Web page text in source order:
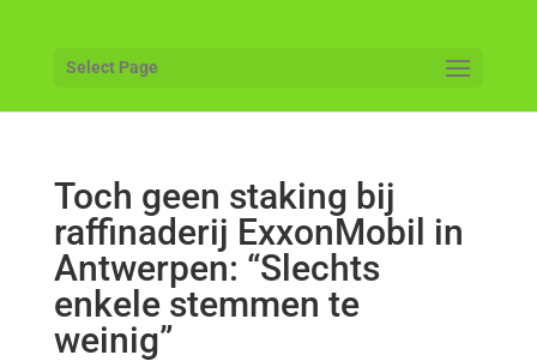
Select Page
Toch geen staking bij
raffinaderij ExxonMobil in
Antwerpen: “Slechts
enkele stemmen te
weinig”